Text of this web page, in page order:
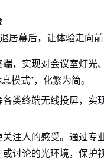
居幕后，让体验走向前
，实现对会议室灯
模式”，化繁为简。
类终端无线投屏，
注人的感受。通过
讨论的光环境，保护